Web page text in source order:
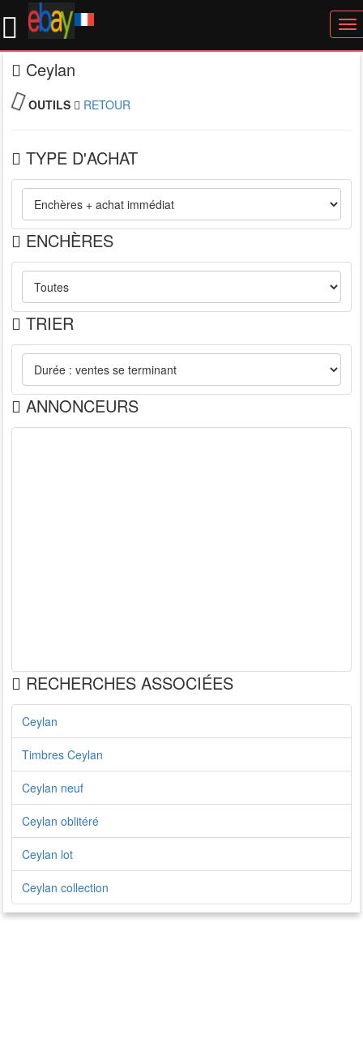
Ceylan
OUTILS RETOUR
TYPE D'ACHAT
ENCHÈRES
TRIER
ANNONCEURS
RECHERCHES ASSOCIÉES
Ceylan
Timbres Ceylan
Ceylan neuf
Ceylan oblitéré
Ceylan lot
Ceylan collection